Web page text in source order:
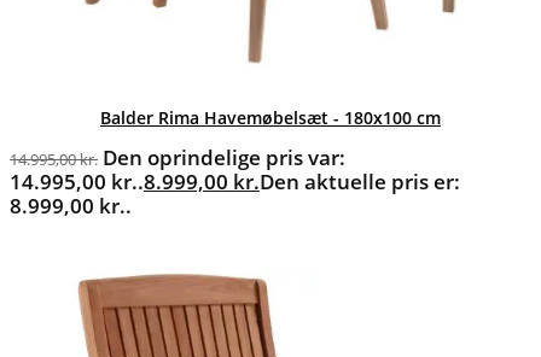
Balder Rima Havemøbelsæt - 180x100 cm
14.995,00kr. Den oprindelige pris var:
14.995,00 kr..8.999,00 kr.Den aktuelle pris er:
8.999,00 kr..